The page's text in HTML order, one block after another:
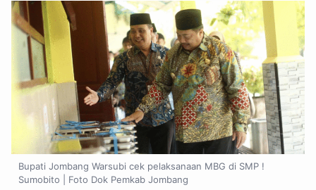
Bupati Jombang Warsubi cek pelaksanaan MBG di SMP !
Sumobito | Foto Dok Pemkab Jombang